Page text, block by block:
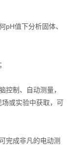
值下分析固体、
制、自动测量，
或实验中获取，可
成非凡的电动测